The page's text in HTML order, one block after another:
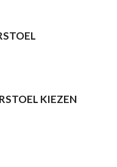
KIEZEN